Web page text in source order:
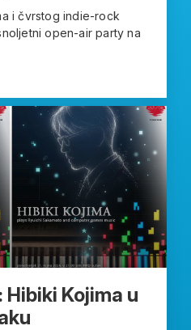
i čvrstog indie-rock
open-air party na
Hibiki Kojima u